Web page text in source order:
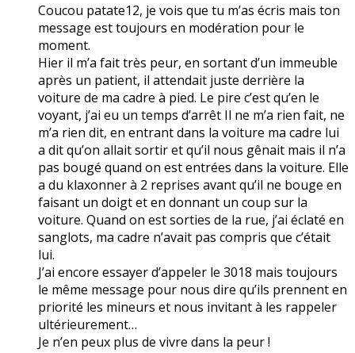
Coucou patate12, je vois que tu m’as écris mais ton
message est toujours en modération pour le
moment.
Hier il m’a fait très peur, en sortant d’un immeuble
après un patient, il attendait juste derrière la
voiture de ma cadre à pied. Le pire c’est qu’en le
voyant, j’ai eu un temps d’arrêt Il ne m’a rien fait, ne
m’a rien dit, en entrant dans la voiture ma cadre lui
a dit qu’on allait sortir et qu’il nous gênait mais il n’a
pas bougé quand on est entrées dans la voiture. Elle
a du klaxonner à 2 reprises avant qu’il ne bouge en
faisant un doigt et en donnant un coup sur la
voiture. Quand on est sorties de la rue, j’ai éclaté en
sanglots, ma cadre n’avait pas compris que c’était
lui.
J’ai encore essayer d’appeler le 3018 mais toujours
le même message pour nous dire qu’ils prennent en
priorité les mineurs et nous invitant à les rappeler
ultérieurement…
Je n’en peux plus de vivre dans la peur !